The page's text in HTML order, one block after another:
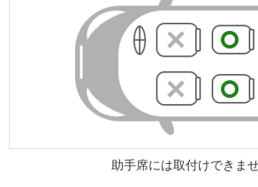
助手席には取付けできませ